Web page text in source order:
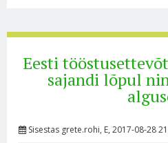
Eesti
sajandi lõpul
Sisestas grete.rohi, E, 2017-08-28